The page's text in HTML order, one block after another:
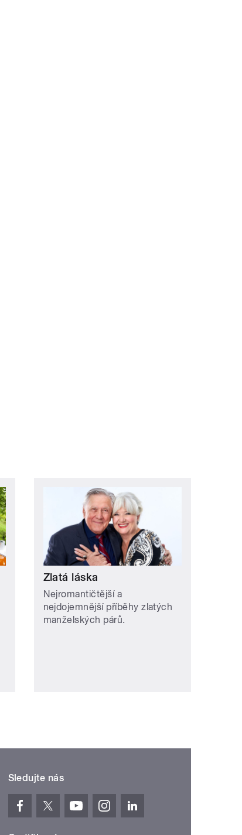
Zlatá láska
Nejromantičtější a
nejdojemnější příběhy zlatých
manželských párů.
Sledujte nás